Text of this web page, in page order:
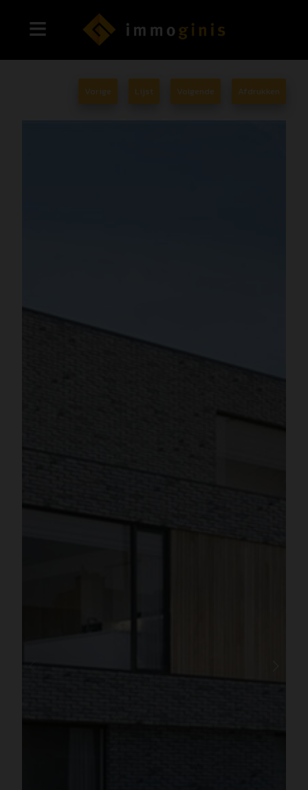
Vorige Lijst Volgende Afdrukken